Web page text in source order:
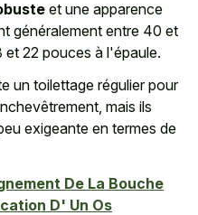
et une apparence
généralement entre 40 et
et 22 pouces à l'épaule.
un toilettage régulier pour
mais ils
exigeante en termes de
De La Bouche
D' Un Os